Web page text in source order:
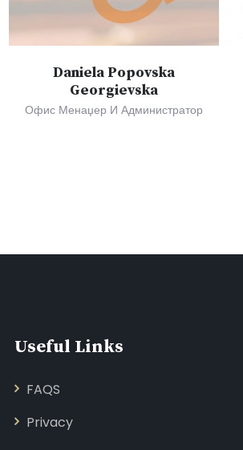
Daniela Popovska
Georgievska
Офис Менаџер И Администратор
Useful Links
FAQS
Privacy